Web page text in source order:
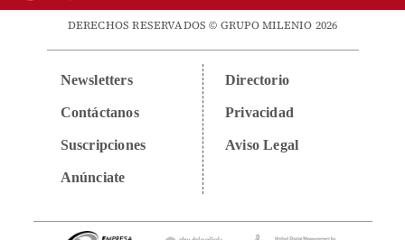
DERECHOS RESERVADOS © GRUPO MILENIO 2026
Newsletters
Contáctanos
Suscripciones
Anúnciate
Directorio
Privacidad
Aviso Legal